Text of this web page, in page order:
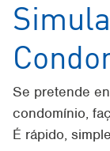
Se pretende
condomínio,
É rápido,